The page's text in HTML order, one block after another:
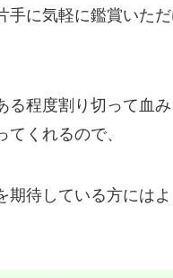
手に気軽に鑑賞いた
る程度割り切って血
てくれるので、
期待している方には